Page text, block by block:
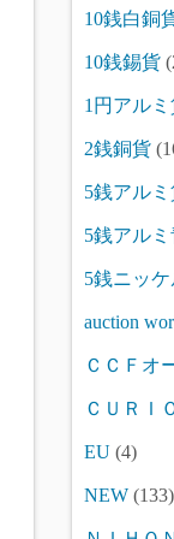
10銭白銅
10銭錫貨
1円アル
2銭銅貨
5銭アル
5銭アル
5銭ニッ
auction
ＣＣＦオ
ＣＵＲＩ
EU (4)
NEW (133)